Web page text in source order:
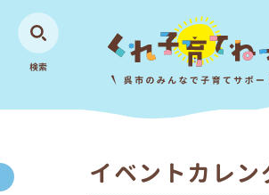
検索
イベントカレン